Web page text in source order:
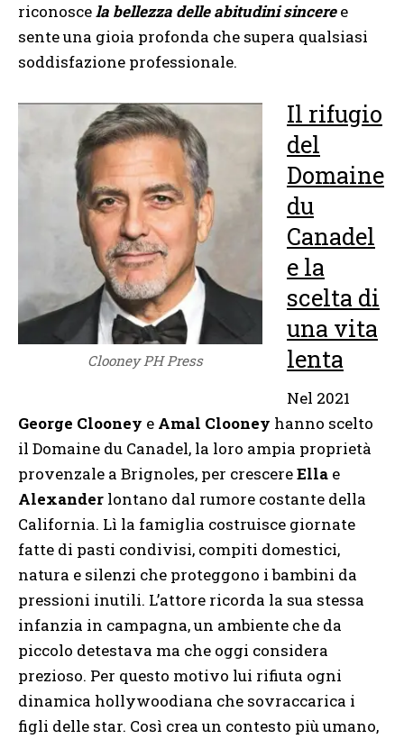
riconoscela bellezza delle abitudini sinceree
sente una gioia profonda che supera qualsiasi
soddisfazione professionale.
Clooney PH Press
Il rifugio
del
Domaine
du
Canadel
e la
scelta di
una vita
lenta
Nel 2021
George Clooney e Amal Clooney hanno scelto
il Domaine du Canadel, la loro ampia proprietà
provenzale a Brignoles, per crescereElla e
Alexander lontano dal rumore costante della
California. Lì la famiglia costruisce giornate
fatte di pasti condivisi, compiti domestici,
natura e silenzi che proteggono i bambini da
pressioni inutili. L’attore ricorda la sua stessa
infanzia in campagna, un ambiente che da
piccolo detestava ma che oggi considera
prezioso. Per questo motivo lui rifiuta ogni
dinamica hollywoodiana che sovraccarica i
figli delle star. Così crea un contesto più umano,